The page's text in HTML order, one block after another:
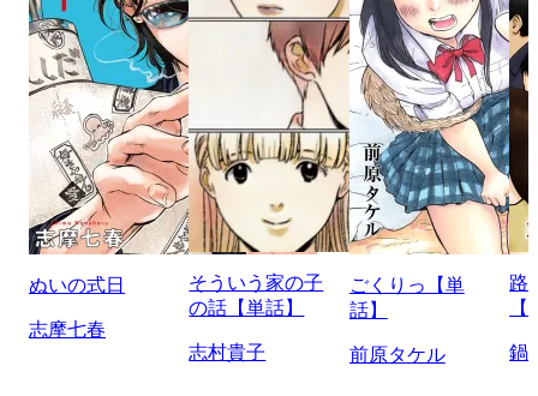
ぬいの式日
志摩七春
そういう家の子
の話【単話】
志村貴子
ごくりっ【単
話】
前原タケル
路
鍋